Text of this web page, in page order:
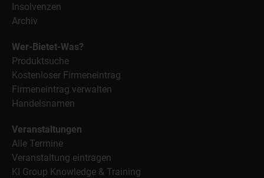
Insolvenzen
Archiv
Wer-Bietet-Was?
Produktsuche
Kostenloser Firmeneintrag
Firmeneintrag verwalten
Handelsnamen
Veranstaltungen
Alle Termine
Veranstaltung eintragen
KI Group Knowledge & Training